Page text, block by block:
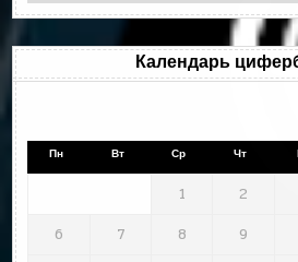
месяцам
Календарь
Пн Вт Ср Чт
1 2
6
7 8 9